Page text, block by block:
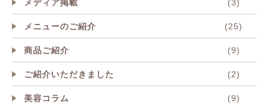
メディア掲載 (3)
メニューのご紹介 (25)
商品ご紹介 (9)
ご紹介いただきました (2)
美容コラム (9)